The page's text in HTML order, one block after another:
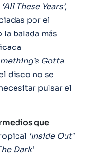
‘All These Years’,
por el
la balada más
Gotta
disco no se
pulsar el
que
‘Inside Out’
Dark’